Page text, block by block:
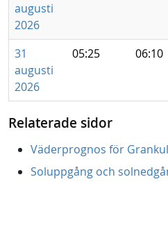
augusti
2026
31
augusti
2026
05:25 06:10
Relaterade sidor
Väderprognos för
Soluppgång och